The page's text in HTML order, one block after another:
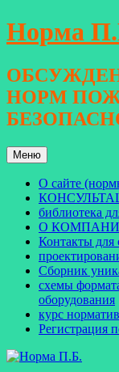
Перейти
к
Норма
НОРМ
Меню
О сайте
библиотека
О
Контакты для
Сборник
схемы
оборудования
курс
Регистрация